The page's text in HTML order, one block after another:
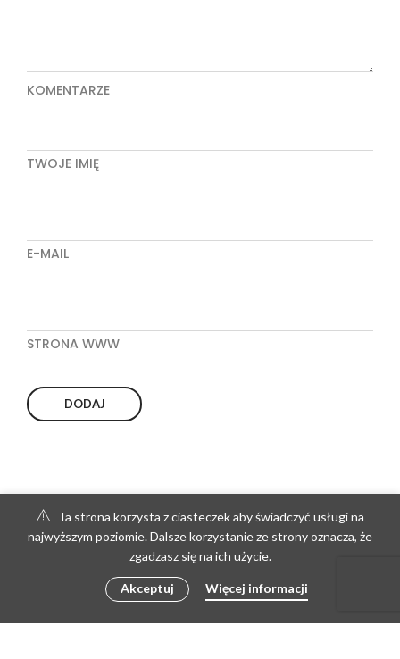
KOMENTARZE
TWOJE IMIĘ
E-MAIL
STRONA WWW
Ta strona korzysta z ciasteczek aby świadczyć usługi na
najwyższym poziomie. Dalsze korzystanie ze strony oznacza, że
zgadzasz się na ich użycie.
Akceptuj Więcej informacji